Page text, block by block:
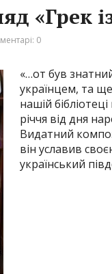
«Грек
0
«…от був
українцем, та
нашій
річчя від дня
Видатний
він уславив
український